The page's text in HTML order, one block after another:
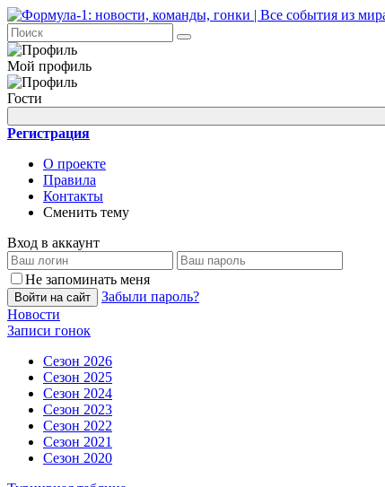
Мой профиль
Гости
Регистрация
О проекте
Правила
Контакты
Сменить тему
Вход в аккаунт
Не запоминать меня
Войти на сайт
Забыли пароль?
Новости
Записи гонок
Сезон 2026
Сезон 2025
Сезон 2024
Сезон 2023
Сезон 2022
Сезон 2021
Сезон 2020